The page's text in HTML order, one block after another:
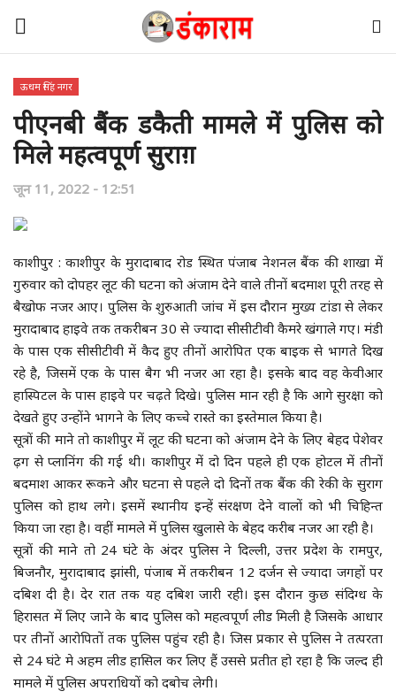
डंकाराम का घर
केंद्र
हरियाणा
देश-दुनिया
उत्तराखंड
अन्य राज्य
मौसम के हाल
धर्म-आस्था-ज्योतिष
ब्रेकिंग न्यूज
क्राइम न्यूज
ब्लॉग
उत्तर प्रदेश
ऊधम सिंह नगर
पीएनबी बैंक डकैती मामले में पुलिस को
मिले महत्वपूर्ण सुराग़
जून 11, 2022 - 12:51
काशीपुर : काशीपुर के मुरादाबाद रोड स्थित पंजाब नेशनल बैंक की शाखा में
गुरुवार को दोपहर लूट की घटना को अंजाम देने वाले तीनों बदमाश पूरी तरह से
बैखोफ नजर आए। पुलिस के शुरुआती जांच में इस दौरान मुख्य टांडा से लेकर
मुरादाबाद हाइवे तक तकरीबन 30 से ज्यादा सीसीटीवी कैमरे खंगाले गए। मंडी
के पास एक सीसीटीवी में कैद हुए तीनों आरोपित एक बाइक से भागते दिख
रहे है, जिसमें एक के पास बैग भी नजर आ रहा है। इसके बाद वह केवीआर
हास्पिटल के पास हाइवे पर चढ़ते दिखे। पुलिस मान रही है कि आगे सुरक्षा को
देखते हुए उन्होंने भागने के लिए कच्चे रास्ते का इस्तेमाल किया है।
सूत्रों की माने तो काशीपुर में लूट की घटना को अंजाम देने के लिए बेहद पेशेवर
ढ़ग से प्लानिंग की गई थी। काशीपुर में दो दिन पहले ही एक होटल में तीनों
बदमाश आकर रूकने और घटना से पहले दो दिनों तक बैंक की रेकी के सुराग
पुलिस को हाथ लगे। इसमें स्थानीय इन्हें संरक्षण देने वालों को भी चिहिन्त
किया जा रहा है। वहीं मामले में पुलिस खुलासे के बेहद करीब नजर आ रही है।
सूत्रों की माने तो 24 घंटे के अंदर पुलिस ने दिल्ली, उत्तर प्रदेश के रामपुर,
बिजनौर, मुरादाबाद झांसी, पंजाब में तकरीबन 12 दर्जन से ज्यादा जगहों पर
दबिश दी है। देर रात तक यह दबिश जारी रही। इस दौरान कुछ संदिग्ध के
हिरासत में लिए जाने के बाद पुलिस को महत्वपूर्ण लीड मिली है जिसके आधार
पर तीनों आरोपितों तक पुलिस पहुंच रही है। जिस प्रकार से पुलिस ने तत्परता
से 24 घंटे मे अहम लीड हासिल कर लिए हैं उससे प्रतीत हो रहा है कि जल्द ही
मामले में पुलिस अपराधियों को दबोच लेगी।